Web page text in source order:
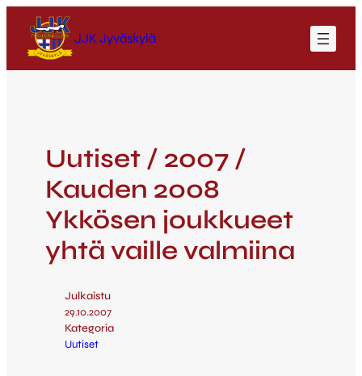
JJK Jyväskylä
Uutiset / 2007 /
Kauden 2008
Ykkösen joukkueet
yhtä vaille valmiina
Julkaistu
29.10.2007
Kategoria
Uutiset